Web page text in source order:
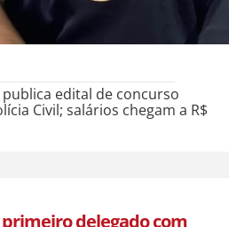
edital de concurso
Civil; salários chegam a R$
delegado com